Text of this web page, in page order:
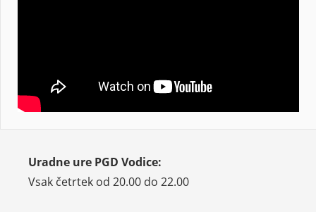
Uradne ure PGD Vodice:
Vsak četrtek od 20.00 do 22.00